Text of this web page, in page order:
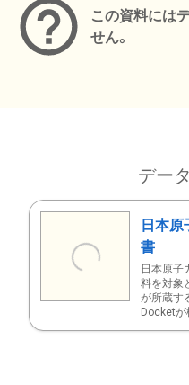
この資料には
せん。
デー
日本
書
日本原子
料を対象
が所蔵す
Docketが